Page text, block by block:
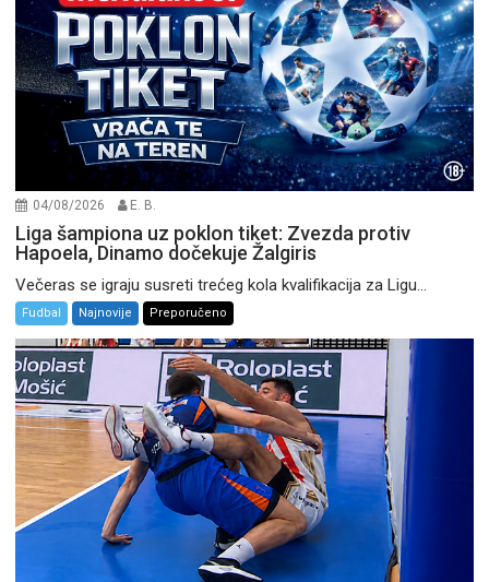
04/08/2026 E. B.
Liga šampiona uz poklon tiket: Zvezda protiv
Hapoela, Dinamo dočekuje Žalgiris
Večeras se igraju susreti trećeg kola kvalifikacija za Ligu...
Fudbal Najnovije Preporučeno